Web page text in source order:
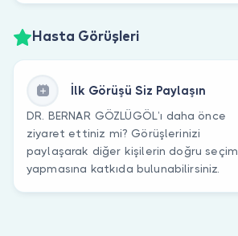
Hasta Görüşleri
İlk Görüşü Siz Paylaşın
DR. BERNAR GÖZLÜGÖL’ı daha önce
ziyaret ettiniz mi? Görüşlerinizi
paylaşarak diğer kişilerin doğru seçim
yapmasına katkıda bulunabilirsiniz.